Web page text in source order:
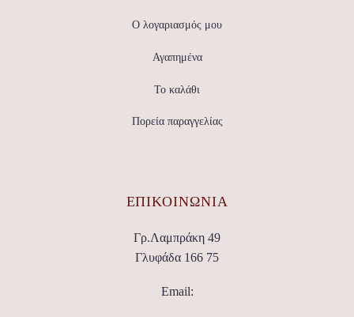
Ο λογαριασμός μου
Αγαπημένα
Το καλάθι
Πορεία παραγγελίας
ΕΠΙΚΟΙΝΩΝΊΑ
Γρ.Λαμπράκη 49
Γλυφάδα 166 75
Email: